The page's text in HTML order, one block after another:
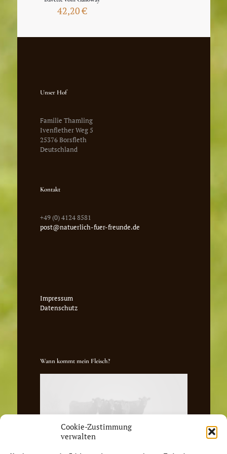
Cookie-Zustimmung
verwalten
42,20€
Unser Hof
Familie Thamling
Ivenflether Weg 5
25376 Borsfleth
Deutschland
Kontakt
+49 (0) 4124 8581
post@natuerlich-fuer-freunde.de
Impressum
Datenschutz
Wann kommt mein Fleisch?